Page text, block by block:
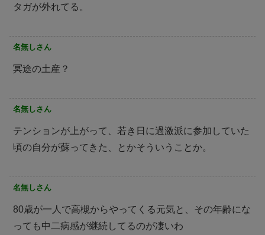
タガが外れてる。
名無しさん
冥途の土産？
名無しさん
テンションが上がって、若き日に過激派に参加していた
頃の自分が蘇ってきた、とかそういうことか。
名無しさん
80歳が一人で高槻からやってくる元気と、その年齢にな
っても中二病感が継続してるのが凄いわ